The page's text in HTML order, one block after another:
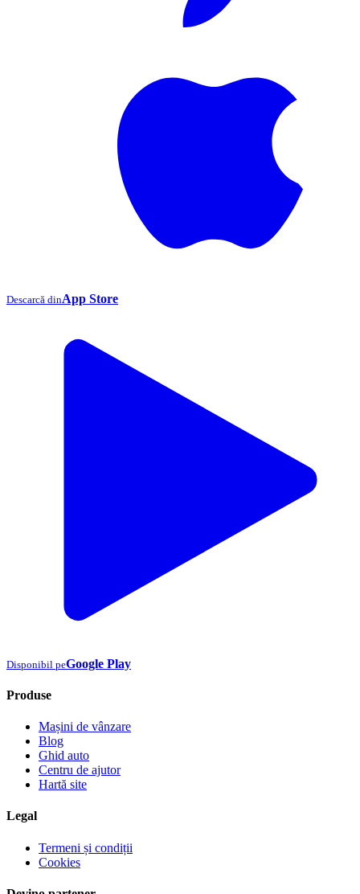
Descarcă dinApp Store
Disponibil peGoogle Play
Produse
Mașini de vânzare
Blog
Ghid auto
Centru de ajutor
Hartă site
Legal
Termeni și condiții
Cookies